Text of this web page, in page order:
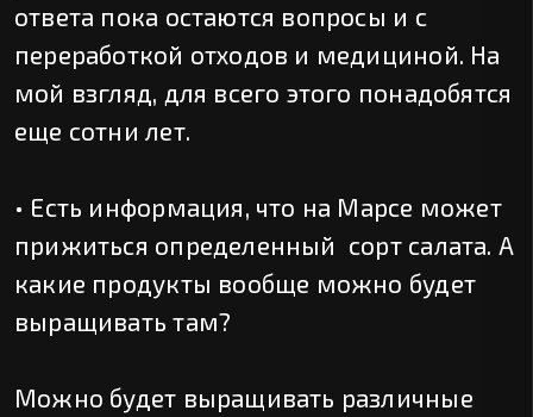
ответа пока остаются вопросы и с
переработкой отходов и медициной. На
мой взгляд, для всего этого понадобятся
еще сотни лет.
• Есть информация, что на Марсе может
прижиться определенный сорт салата. А
какие продукты вообще можно будет
выращивать там?
Можно будет выращивать различные